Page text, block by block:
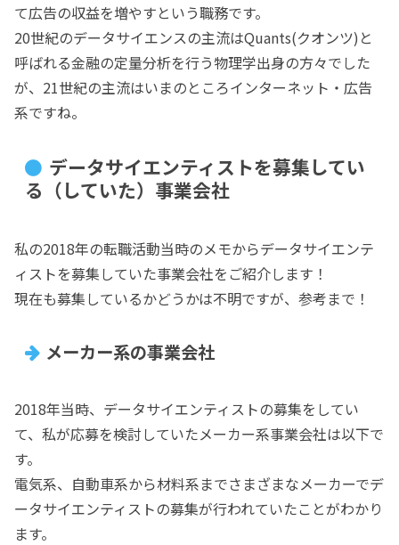
て広告の収益を増やすという職務です。
20世紀のデータサイエンスの主流はQuants(クオンツ)と
呼ばれる金融の定量分析を行う物理学出身の方々でした
が、21世紀の主流はいまのところインターネット・広告
系ですね。
データサイエンティストを募集してい
る（していた）事業会社
私の2018年の転職活動当時のメモからデータサイエンテ
ィストを募集していた事業会社をご紹介します！
現在も募集しているかどうかは不明ですが、参考まで！
メーカー系の事業会社
2018年当時、データサイエンティストの募集をしてい
て、私が応募を検討していたメーカー系事業会社は以下で
す。
電気系、自動車系から材料系までさまざまなメーカーでデ
ータサイエンティストの募集が行われていたことがわかり
ます。